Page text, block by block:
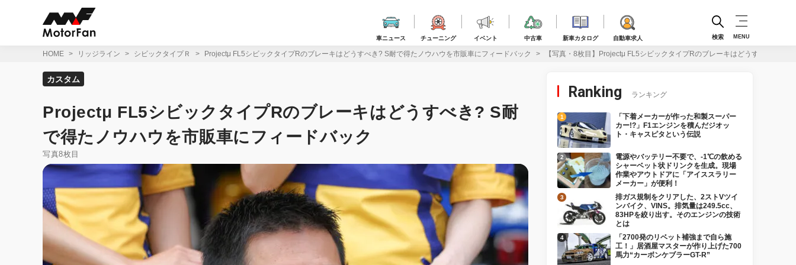
車ニュース チューニング イベント 中古車 新車カタログ 自動車求人 検索 MENU
HOME リッジライン シビックタイプＲ Projectμ FL5シビックタイプRのブレーキはどうすべき? S耐で得たノウハウを市販車にフィードバック 【写真・8枚目】Projectμ FL5シビックタイプRのブレーキはどうすべき? S
カスタム
Projectμ FL5シビックタイプRのブレーキはどうすべき? S耐
で得たノウハウを市販車にフィードバック
写真8枚目
Ranking ランキング
「下着メーカーが作った和製スーパー
カー!?」F1エンジンを積んだジオッ
ト・キャスピタという伝説
電源やバッテリー不要で、-1℃の飲める
シャーベット状ドリンクを生成。現場
作業やアウトドアに「アイススラリー
メーカー」が便利！
排ガス規制をクリアした、2ストVツイ
ンバイク、VINS。排気量は249.5cc、
83HPを絞り出す。そのエンジンの技術
とは
「2700発のリベット補強まで自ら施
工！」居酒屋マスターが作り上げた700
馬力“カーボンケブラーGT-R”